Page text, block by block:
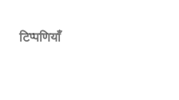
टिप्पणियाँ